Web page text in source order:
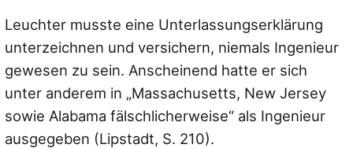
Leuchter musste eine Unterlassungserklärung
unterzeichnen und versichern, niemals Ingenieur
gewesen zu sein. Anscheinend hatte er sich
unter anderem in „Massachusetts, New Jersey
sowie Alabama fälschlicherweise“ als Ingenieur
ausgegeben (Lipstadt, S. 210).